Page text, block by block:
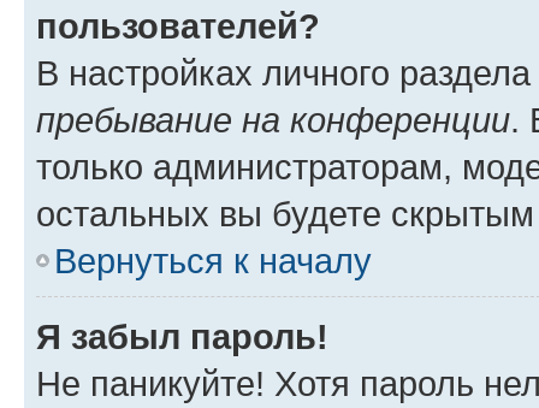
пользователей?
В настройках личного
пребывание на конференции.
только администраторам,
остальных вы будете
Вернуться к началу
Я забыл пароль!
Не паникуйте! Хотя пароль